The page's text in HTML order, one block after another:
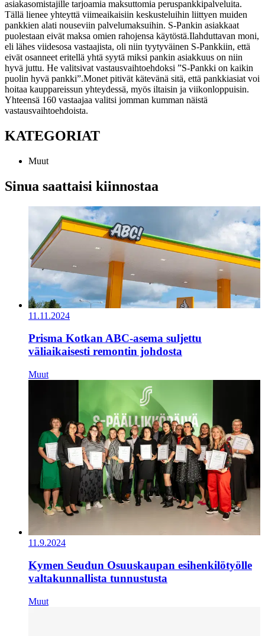
asiakasomistajille tarjoamia maksuttomia peruspankkipalveluita.
Tällä lienee yhteyttä viimeaikaisiin keskusteluihin liittyen muiden
pankkien alati nouseviin palvelumaksuihin. S-Pankin asiakkaat
puolestaan eivät maksa omien rahojensa käytöstä.Ilahduttavan moni,
eli lähes viidesosa vastaajista, oli niin tyytyväinen S-Pankkiin, että
eivät osanneet eritellä yhtä syytä miksi pankin asiakkuus on niin
hyvä juttu. He valitsivat vastausvaihtoehdoksi ”S-Pankki on kaikin
puolin hyvä pankki”.Monet pitivät kätevänä sitä, että pankkiasiat voi
hoitaa kauppareissun yhteydessä, myös iltaisin ja viikonloppuisin.
Yhteensä 160 vastaajaa valitsi jomman kumman näistä
vastausvaihtoehdoista.
KATEGORIAT
Muut
Sinua saattaisi kiinnostaa
11.11.2024
Prisma Kotkan ABC-asema suljettu
väliaikaisesti remontin johdosta
Muut
11.9.2024
Kymen Seudun Osuuskaupan esihenkilötyölle
valtakunnallista tunnustusta
Muut